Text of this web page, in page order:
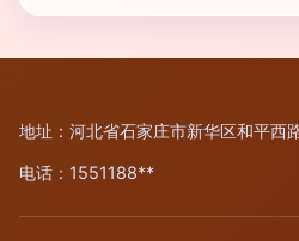
地址：河北省石家庄市新华区和平
电话：1551188**